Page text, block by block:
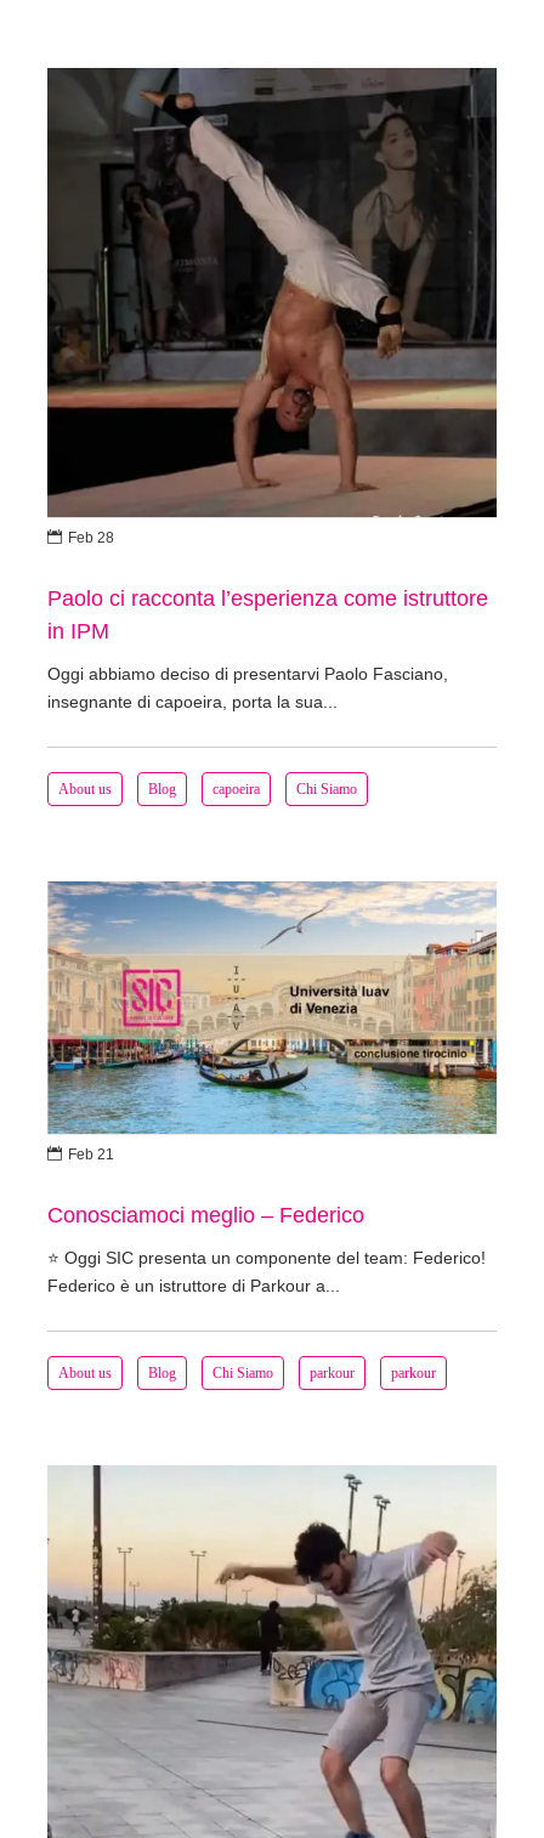
About us Blog capoeira Chi Siamo
Paolo ci racconta l’esperienza come istruttore
in IPM
Oggi abbiamo deciso di presentarvi Paolo Fasciano,
insegnante di capoeira, porta la sua...
 Feb 28
About us Blog Chi Siamo parkour parkour
Conosciamoci meglio – Federico
⭐️ Oggi SIC presenta un componente del team: Federico!
Federico è un istruttore di Parkour a...
 Feb 21